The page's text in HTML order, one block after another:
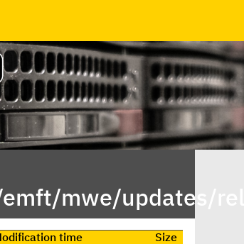
mwe/updates/
time
Size